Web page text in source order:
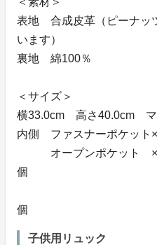
表地 合成皮革（ピーナッ
います）
裏地 綿100％
＜サイズ＞
横33.0cm 高さ40.0cm マ
内側 ファスナーポケッ
オープンポケット
個
11.5ｃｍ
個
子供用リュック